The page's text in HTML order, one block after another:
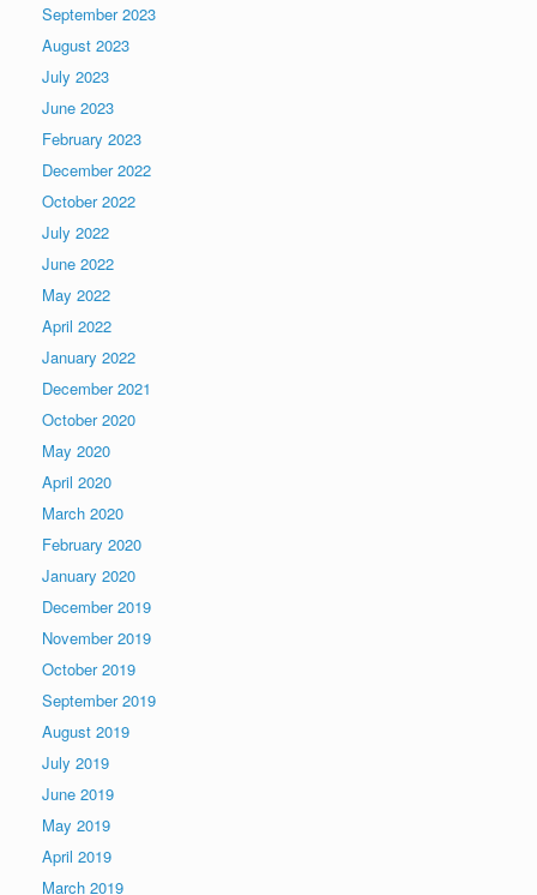
September 2023
August 2023
July 2023
June 2023
February 2023
December 2022
October 2022
July 2022
June 2022
May 2022
April 2022
January 2022
December 2021
October 2020
May 2020
April 2020
March 2020
February 2020
January 2020
December 2019
November 2019
October 2019
September 2019
August 2019
July 2019
June 2019
May 2019
April 2019
March 2019